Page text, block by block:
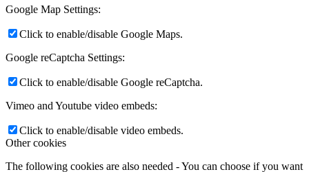
Google Map Settings:
Click to enable/disable Google Maps.
Google reCaptcha Settings:
Click to enable/disable Google reCaptcha.
Vimeo and Youtube video embeds:
Click to enable/disable video embeds.
Other cookies
The following cookies are also needed - You can choose if you want